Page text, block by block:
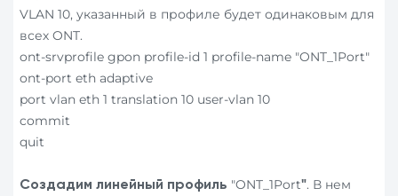
VLAN 10, указанный в профиле будет одинаковым для
всех ONT.
ont-srvprofile gpon profile-id 1 profile-name "ONT_1Port"
ont-port eth adaptive
port vlan eth 1 translation 10 user-vlan 10
commit
quit
Создадим линейный профиль "ONT_1Port". В нем